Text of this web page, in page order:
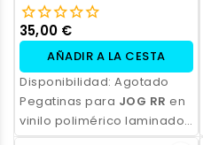
35,00 €
AÑADIR A LA CESTA
Disponibilidad: Agotado
Pegatinas para JOG RR en
vinilo polimérico laminado,
impresas con tinta